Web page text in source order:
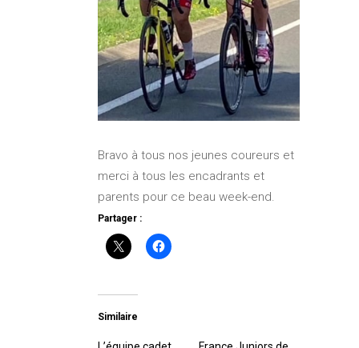
Bravo à tous nos jeunes coureurs et
merci à tous les encadrants et
parents pour ce beau week-end.
Partager :
Similaire